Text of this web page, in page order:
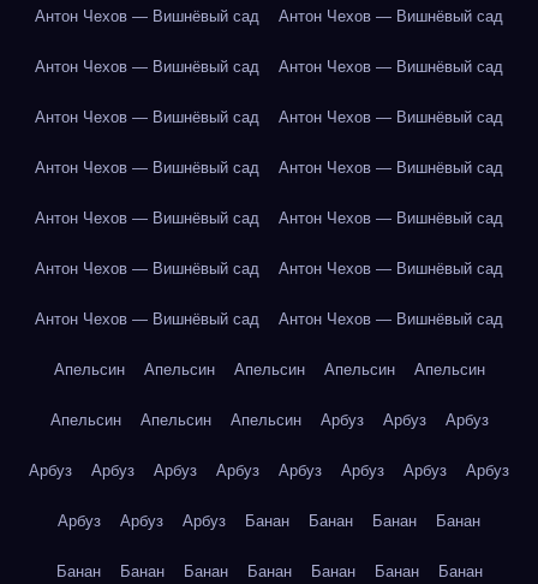
Антон Чехов — Вишнёвый сад Антон Чехов — Вишнёвый сад
Антон Чехов — Вишнёвый сад Антон Чехов — Вишнёвый сад
Антон Чехов — Вишнёвый сад Антон Чехов — Вишнёвый сад
Антон Чехов — Вишнёвый сад Антон Чехов — Вишнёвый сад
Антон Чехов — Вишнёвый сад Антон Чехов — Вишнёвый сад
Антон Чехов — Вишнёвый сад Антон Чехов — Вишнёвый сад
Антон Чехов — Вишнёвый сад Антон Чехов — Вишнёвый сад
Апельсин Апельсин Апельсин Апельсин Апельсин
Апельсин Апельсин Апельсин Арбуз Арбуз Арбуз
Арбуз Арбуз Арбуз Арбуз Арбуз Арбуз Арбуз Арбуз
Арбуз Арбуз Арбуз Банан Банан Банан Банан
Банан Банан Банан Банан Банан Банан Банан